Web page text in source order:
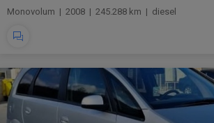
Monovolum | 2008 | 245.288 km | diesel